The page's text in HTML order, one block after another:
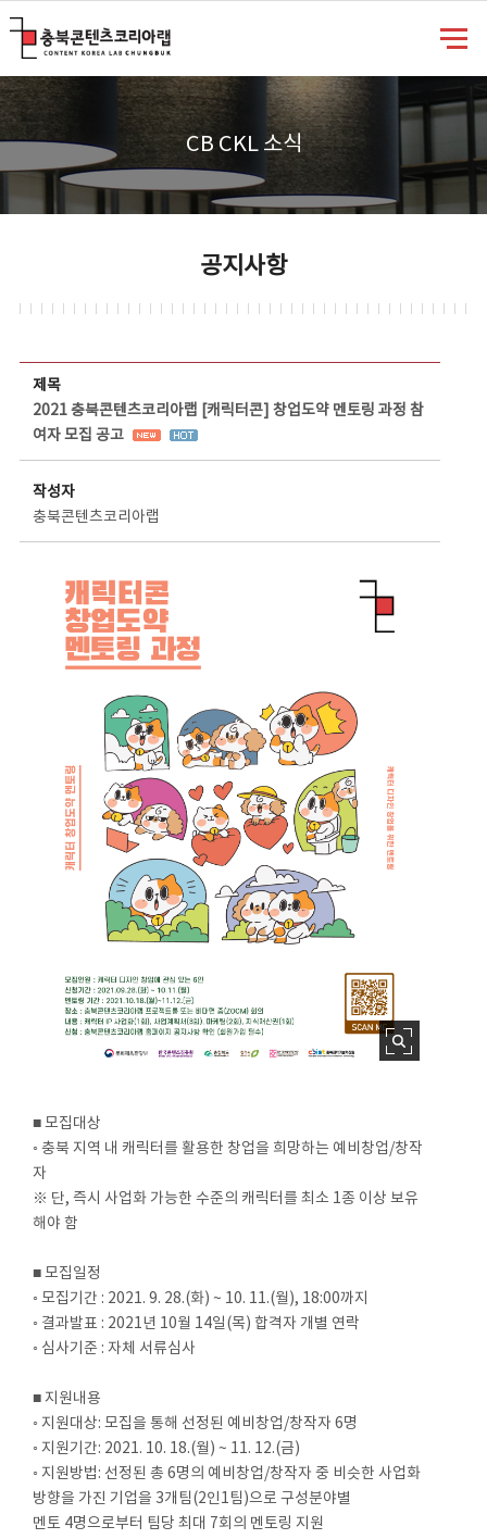
CB CKL 소식
공지사항
제목
2021 충북콘텐츠코리아랩 [캐릭터콘] 창업도약 멘토링 과정 참
여자 모집 공고
작성자
충북콘텐츠코리아랩
■ 모집대상
◦ 충북 지역 내 캐릭터를 활용한 창업을 희망하는 예비창업/창작
자
※ 단, 즉시 사업화 가능한 수준의 캐릭터를 최소 1종 이상 보유
해야 함
■ 모집일정
◦ 모집기간 : 2021. 9. 28.(화) ~ 10. 11.(월), 18:00까지
◦ 결과발표 : 2021년 10월 14일(목) 합격자 개별 연락
◦ 심사기준 : 자체 서류심사
■ 지원내용
◦ 지원대상: 모집을 통해 선정된 예비창업/창작자 6명
◦ 지원기간: 2021. 10. 18.(월) ~ 11. 12.(금)
◦ 지원방법: 선정된 총 6명의 예비창업/창작자 중 비슷한 사업화
방향을 가진 기업을 3개팀(2인1팀)으로 구성분야별
멘토 4명으로부터 팀당 최대 7회의 멘토링 지원